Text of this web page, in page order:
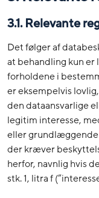
3.1. Relevante
Det følger af
at behandling kun er
forholdene i
er eksempelvis
den dataansvarlige
legitim interesse,
eller
der kræver
herfor, navnlig hvis
stk. 1, litra f